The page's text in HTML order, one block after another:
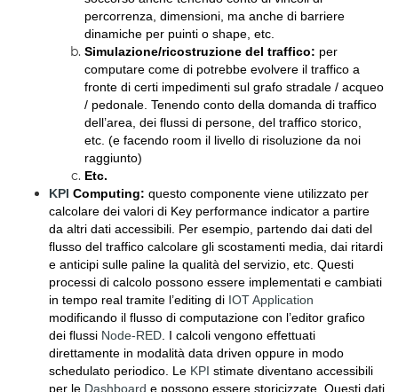
percorrenza, dimensioni, ma anche di barriere
dinamiche per puinti o shape, etc.
Simulazione/ricostruzione del traffico: per
computare come di potrebbe evolvere il traffico a
fronte di certi impedimenti sul grafo stradale / acqueo
/ pedonale. Tenendo conto della domanda di traffico
dell’area, dei flussi di persone, del traffico storico,
etc. (e facendo room il livello di risoluzione da noi
raggiunto)
Etc.
KPI Computing: questo componente viene utilizzato per
calcolare dei valori di Key performance indicator a partire
da altri dati accessibili. Per esempio, partendo dai dati del
flusso del traffico calcolare gli scostamenti media, dai ritardi
e anticipi sulle paline la qualità del servizio, etc. Questi
processi di calcolo possono essere implementati e cambiati
in tempo real tramite l’editing di IOT Application
modificando il flusso di computazione con l’editor grafico
dei flussi Node-RED . I calcoli vengono effettuati
direttamente in modalità data driven oppure in modo
schedulato periodico. Le KPI stimate diventano accessibili
per le Dashboard e possono essere storicizzate. Questi dati